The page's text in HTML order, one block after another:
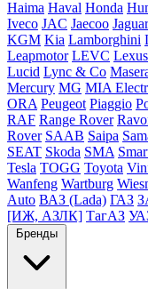
Haima Haval Honda
Iveco JAC Jaecoo Jaguar
KGM Kia Lamborghini
Leapmotor LEVC Lexus
Lucid Lync & Co
Mercury MG MIA
ORA Peugeot Piaggio
RAF Range Rover
Rover SAAB Saipa
SEAT Skoda SMA
Tesla TOGG Toyota
Wanfeng Wartburg
Auto ВАЗ (Lada) ГАЗ
[ИЖ, АЗЛК] ТагАЗ
Бренды